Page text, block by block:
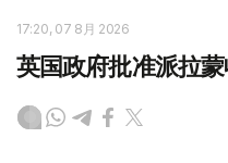
17:20, 07 8月 2026
英国政府批准派拉